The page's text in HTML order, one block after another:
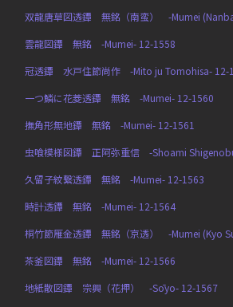
双龍唐草図透鐔 無銘（南蛮） -Mumei
雲龍図鐔 無銘 -Mumei- 12-1558
冠透鐔 水戸住節尚作 -Mito ju Tomohisa- 12-
一つ鱗に花菱透鐔 無銘 -Mumei- 12-1560
撫角形無地鐔 無銘 -Mumei- 12-1561
虫喰模様図鐔 正阿弥重信 -Shoami
久留子紋繋透鐔 無銘 -Mumei- 12-1563
時計透鐔 無銘 -Mumei- 12-1564
桐竹節雁金透鐔 無銘（京透） -Mumei (Kyo
茶釜図鐔 無銘 -Mumei- 12-1566
地紙散図鐔 宗興（花押） -Sōyo- 12-1567